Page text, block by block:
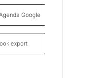
Google
export